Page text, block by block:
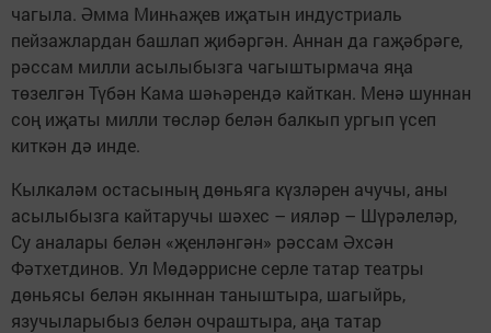
чагыла. Әмма Минһаҗев иҗатын индустриаль
пейзажлардан башлап җибәргән. Аннан да гаҗәбрәге,
рәссам милли асылыбызга чагыштырмача яңа
төзелгән Түбән Кама шәһәрендә кайткан. Менә шуннан
соң иҗаты милли төсләр белән балкып ургып үсеп
киткән дә инде.
Кылкаләм остасының дөньяга күзләрен ачучы, аны
асылыбызга кайтаручы шәхес – ияләр – Шүрәлеләр,
Су аналары белән «җенләнгән» рәссам Әхсән
Фәтхетдинов. Ул Мөдәррисне серле татар театры
дөньясы белән якыннан таныштыра, шагыйрь,
язучыларыбыз белән очраштыра, аңа татар